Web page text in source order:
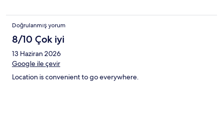
Doğrulanmış yorum
8/10 Çok iyi
13 Haziran 2026
Google ile çevir
Location is convenient to go everywhere.